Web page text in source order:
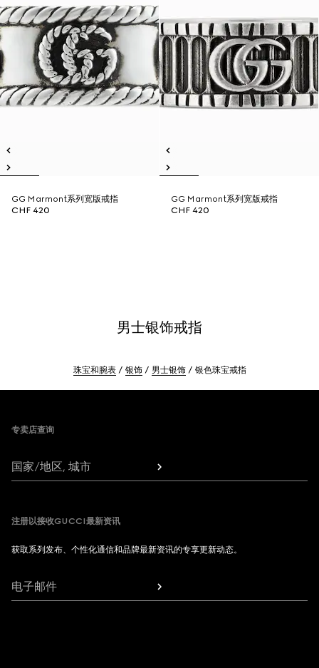
GG Marmont系列宽版戒指
CHF 420
GG Marmont系列宽版戒指
CHF 420
男士银饰戒指
珠宝和腕表 银饰 男士银饰 银色珠宝戒指
专卖店查询
国家/地区, 城市
注册以接收GUCCI最新资讯
获取系列发布、个性化通信和品牌最新资讯的专享更新动态。
电子邮件